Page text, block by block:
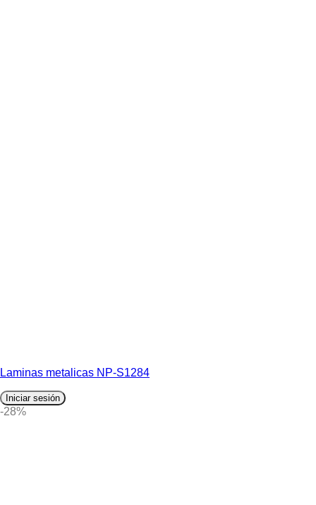
Laminas metalicas NP-S1284
Iniciar sesión
-28%